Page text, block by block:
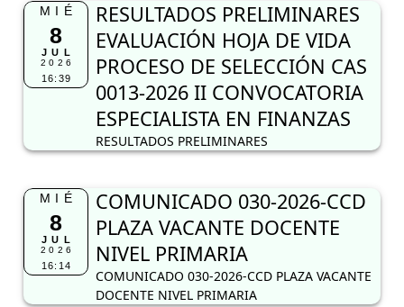
MIÉ
8
JUL
2026
16:39
RESULTADOS PRELIMINARES
EVALUACIÓN HOJA DE VIDA
PROCESO DE SELECCIÓN CAS
0013-2026 II CONVOCATORIA
ESPECIALISTA EN FINANZAS
RESULTADOS PRELIMINARES
MIÉ
8
JUL
2026
16:14
COMUNICADO 030-2026-CCD
PLAZA VACANTE DOCENTE
NIVEL PRIMARIA
COMUNICADO 030-2026-CCD PLAZA VACANTE
DOCENTE NIVEL PRIMARIA